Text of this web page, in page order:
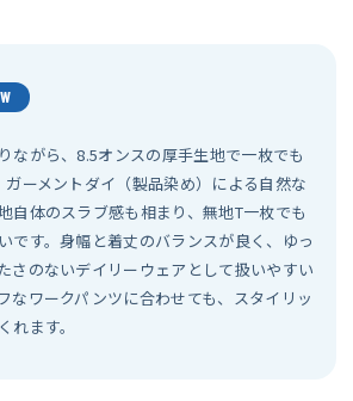
ながら、8.5オンスの厚手生地で一枚でも
ーメントダイ（製品染め）による自然な
自体のスラブ感も相まり、無地T一枚でも
です。身幅と着丈のバランスが良く、ゆっ
さのないデイリーウェアとして扱いやすい
なワークパンツに合わせても、スタイリッ
ます。